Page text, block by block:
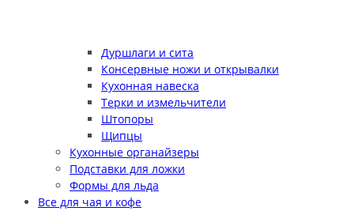
Дуршлаги и сита
Консервные ножи и открывалки
Кухонная навеска
Терки и измельчители
Штопоры
Щипцы
Кухонные органайзеры
Подставки для ложки
Формы для льда
Все для чая и кофе